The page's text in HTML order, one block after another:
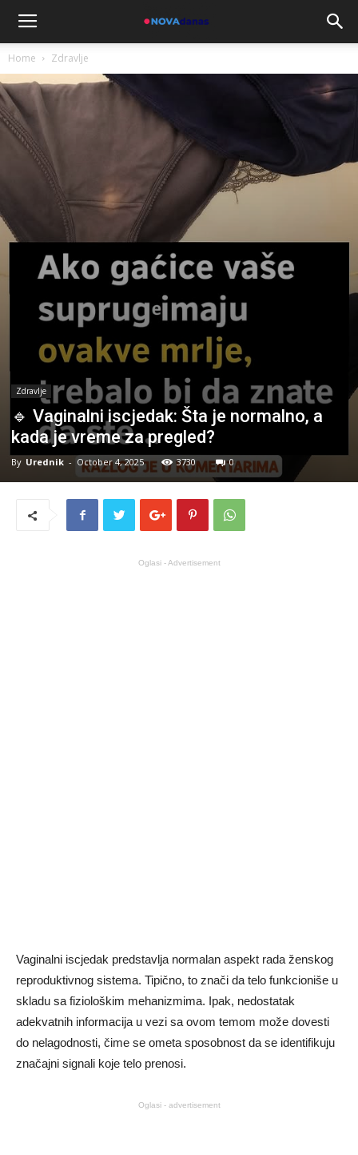
Home Zdravlje
Zdravlje
🔹 Vaginalni iscjedak: Šta je normalno, a
kada je vreme za pregled?
By Urednik - October 4, 2025 3730 0
Oglasi - Advertisement
Vaginalni iscjedak predstavlja normalan aspekt rada ženskog
reproduktivnog sistema. Tipično, to znači da telo funkcioniše u
skladu sa fiziološkim mehanizmima. Ipak, nedostatak
adekvatnih informacija u vezi sa ovom temom može dovesti
do nelagodnosti, čime se ometa sposobnost da se identifikuju
značajni signali koje telo prenosi.
Oglasi - advertisement